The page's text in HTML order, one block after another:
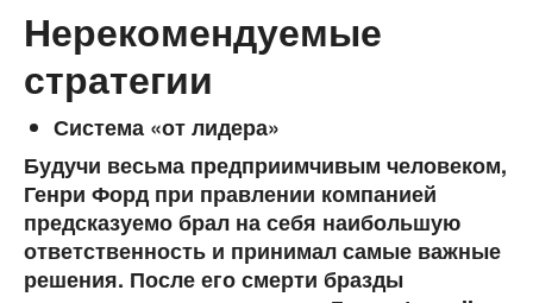
Нерекомендуемые
стратегии
Система «от лидера»
Будучи весьма предприимчивым человеком,
Генри Форд при правлении компанией
предсказуемо брал на себя наибольшую
ответственность и принимал самые важные
решения. После его смерти бразды